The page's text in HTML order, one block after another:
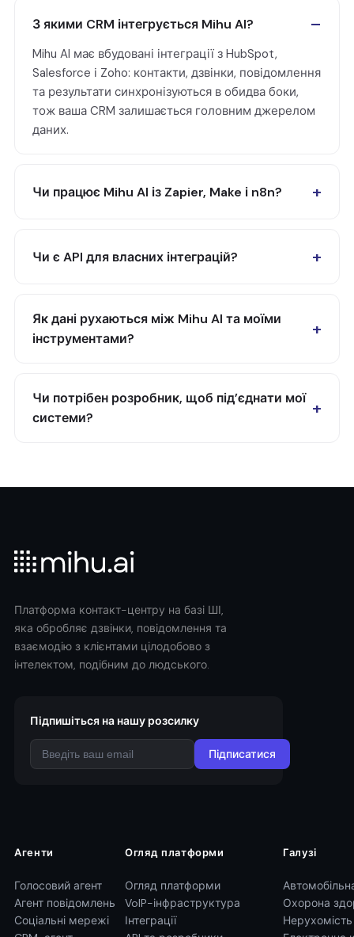
З якими CRM інтегрується Mihu AI?
Mihu AI має вбудовані інтеграції з HubSpot,
Salesforce і Zoho: контакти, дзвінки, повідомлення
та результати синхронізуються в обидва боки,
тож ваша CRM залишається головним джерелом
даних.
Чи працює Mihu AI із Zapier, Make і n8n?
Чи є API для власних інтеграцій?
Як дані рухаються між Mihu AI та моїми
інструментами?
Чи потрібен розробник, щоб під’єднати мої
системи?
Платформа контакт-центру на базі ШІ,
яка обробляє дзвінки, повідомлення та
взаємодію з клієнтами цілодобово з
інтелектом, подібним до людського.
Підпишіться на нашу розсилку
Підписатися
Агенти
Голосовий агент
Агент повідомлень
Соціальні мережі
Огляд платформи
Огляд платформи
VoIP-інфраструктура
Інтеграції
Галузі
Охорона
Нерухомість